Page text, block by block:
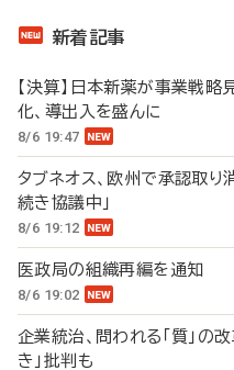
新着記事
【決算】日本新薬が事業
化、導出入を盛んに
8/6 19:47
タブネオス、欧州で承認取
続き協議中」
8/6 19:12
医政局の組織再編を通知
8/6 19:02
企業統治、問われる「質」
き」批判も